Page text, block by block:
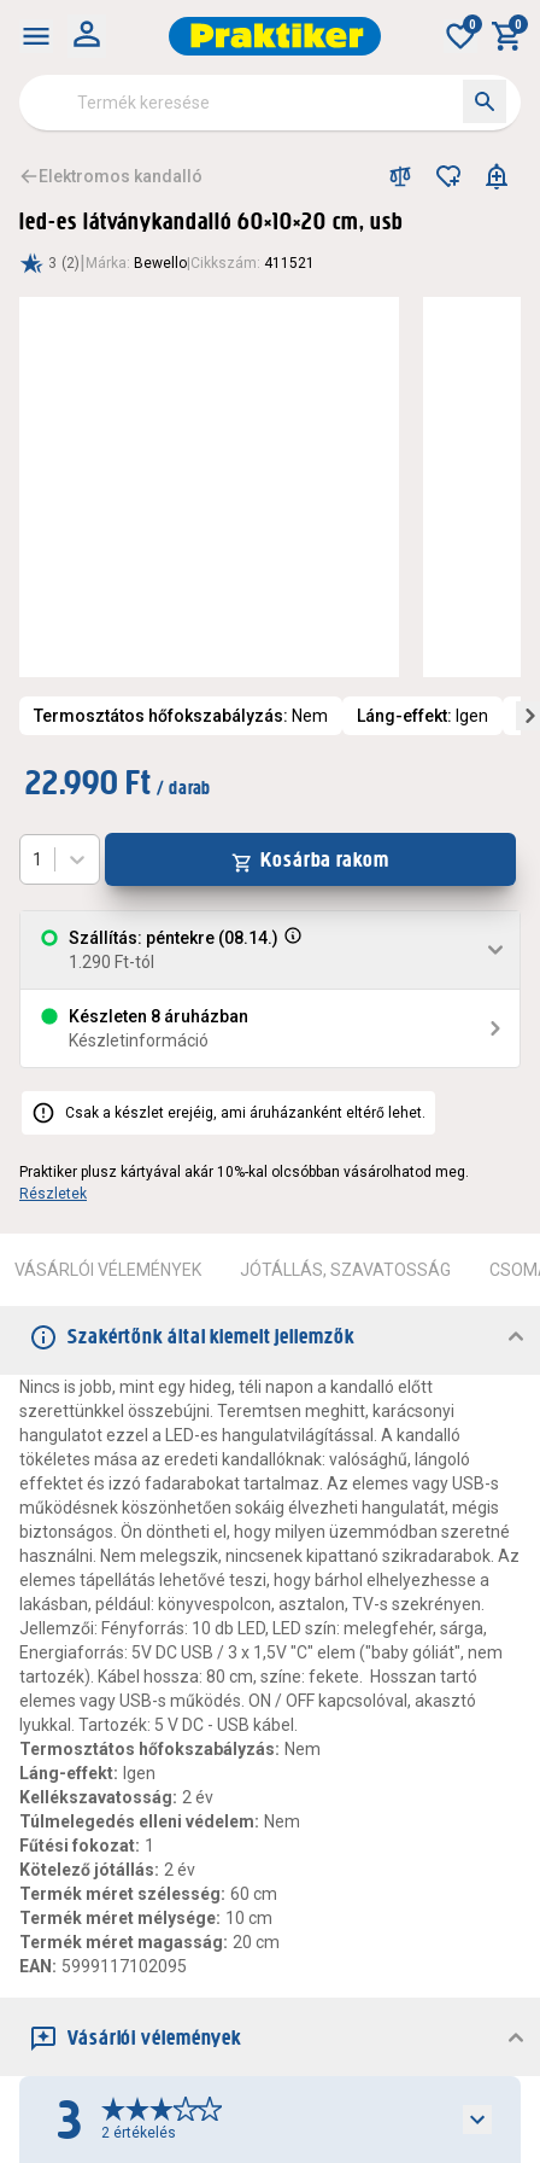
0 0
Elektromos kandalló
led-es látványkandalló 60×10×20 cm, usb
3 (2)| Márka: Bewello Cikkszám: 411521
Termosztátos hőfokszabályzás: Nem Láng-effekt: Igen
22.990 Ft / darab
Szállítás: péntekre (08.14.)
1.290 Ft-tól
Készleten 8 áruházban
Készletinformáció
1 Kosárba rakom
Csak a készlet erejéig, ami áruházanként eltérő lehet.
Praktiker plusz kártyával akár 10%-kal olcsóbban vásárolhatod meg.
Részletek
VÁSÁRLÓI VÉLEMÉNYEK JÓTÁLLÁS, SZAVATOSSÁG
Szakértőnk által kiemelt jellemzők
Nincs is jobb, mint egy hideg, téli napon a kandalló előtt
szerettünkkel összebújni. Teremtsen meghitt, karácsonyi
hangulatot ezzel a LED-es hangulatvilágítással. A kandalló
tökéletes mása az eredeti kandallóknak: valósághű, lángoló
effektet és izzó fadarabokat tartalmaz. Az elemes vagy USB-s
működésnek köszönhetően sokáig élvezheti hangulatát, mégis
biztonságos. Ön döntheti el, hogy milyen üzemmódban szeretné
használni. Nem melegszik, nincsenek kipattanó szikradarabok. Az
elemes tápellátás lehetővé teszi, hogy bárhol elhelyezhesse a
lakásban, például: könyvespolcon, asztalon, TV-s szekrényen.
Jellemzői: Fényforrás: 10 db LED, LED szín: melegfehér, sárga,
Energiaforrás: 5V DC USB / 3 x 1,5V "C" elem ("baby góliát", nem
tartozék). Kábel hossza: 80 cm, színe: fekete. Hosszan tartó
elemes vagy USB-s működés. ON / OFF kapcsolóval, akasztó
lyukkal. Tartozék: 5 V DC - USB kábel.
Termosztátos hőfokszabályzás: Nem
Láng-effekt: Igen
Kellékszavatosság: 2 év
Túlmelegedés elleni védelem: Nem
Fűtési fokozat: 1
Kötelező jótállás: 2 év
Termék méret szélesség: 60 cm
Termék méret mélysége: 10 cm
Termék méret magasság: 20 cm
EAN : 5999117102095
Vásárlói vélemények
3 2 értékelés